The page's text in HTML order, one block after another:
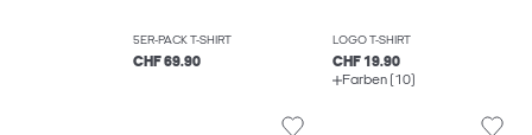
5ER-PACK T-SHIRT
CHF 69.90
LOGO T-SHIRT
CHF 19.90
Farben (10)